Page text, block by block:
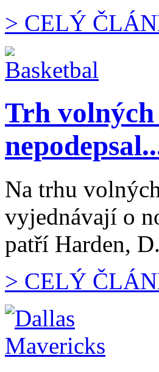
> CELÝ
Trh
Na trhu
vyjednávají o
patří Harden,
> CELÝ